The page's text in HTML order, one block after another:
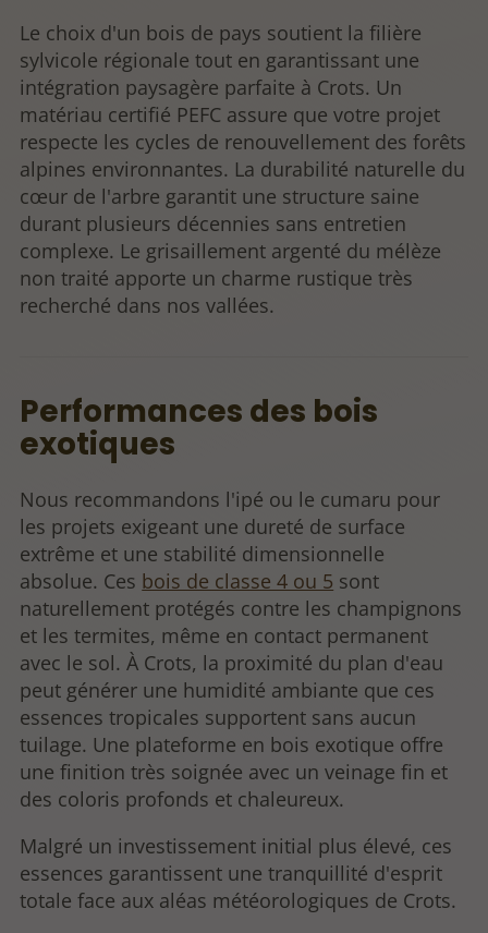
Le choix d'un bois de pays soutient la filière
sylvicole régionale tout en garantissant une
intégration paysagère parfaite à Crots. Un
matériau certifié PEFC assure que votre projet
respecte les cycles de renouvellement des forêts
alpines environnantes. La durabilité naturelle du
cœur de l'arbre garantit une structure saine
durant plusieurs décennies sans entretien
complexe. Le grisaillement argenté du mélèze
non traité apporte un charme rustique très
recherché dans nos vallées.
Performances des bois
exotiques
Nous recommandons l'ipé ou le cumaru pour
les projets exigeant une dureté de surface
extrême et une stabilité dimensionnelle
absolue. Ces bois de classe 4 ou 5 sont
naturellement protégés contre les champignons
et les termites, même en contact permanent
avec le sol. À Crots, la proximité du plan d'eau
peut générer une humidité ambiante que ces
essences tropicales supportent sans aucun
tuilage. Une plateforme en bois exotique offre
une finition très soignée avec un veinage fin et
des coloris profonds et chaleureux.
Malgré un investissement initial plus élevé, ces
essences garantissent une tranquillité d'esprit
totale face aux aléas météorologiques de Crots.